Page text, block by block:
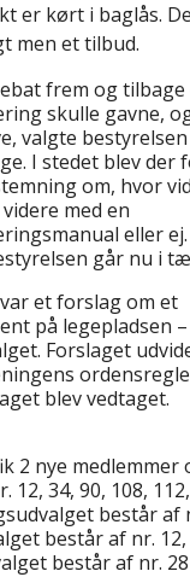
er kørt i baglås.
men et tilbud.
frem og tilbage
skulle gavne,
valgte
I stedet blev der
om, hvor
med en
eller
går nu i
et forslag om et
på legepladsen
Forslaget
blev vedtaget.
2 nye medlemmer
12, 34, 90, 108,
består af
består af nr. 12,
består af nr.